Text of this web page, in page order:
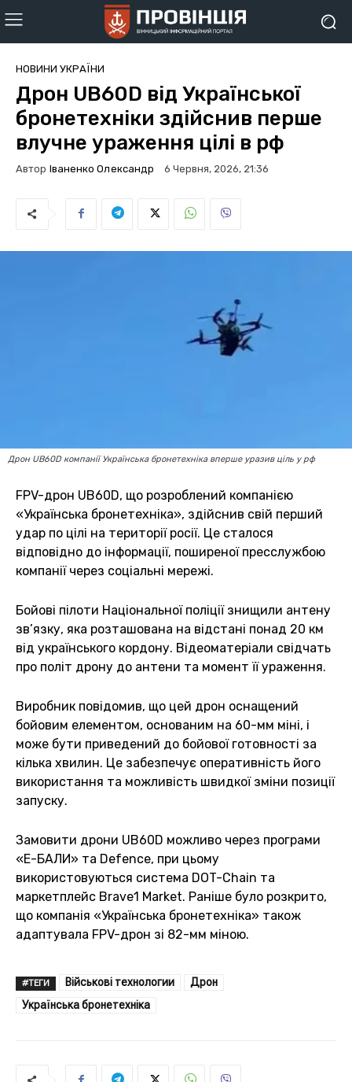
НОВИНИ УКРАЇНИ
Дрон UB60D від Української
бронетехніки здійснив перше
влучне ураження цілі в рф
Автор Іваненко Олександр 6 Червня, 2026, 21:36
Дрон UB60D компанії Українська бронетехніка вперше уразив ціль у рф
FPV-дрон UB60D, що розроблений компанією
«Українська бронетехніка», здійснив свій перший
удар по цілі на території росії. Це сталося
відповідно до інформації, поширеної пресслужбою
компанії через соціальні мережі.
Бойові пілоти Національної поліції знищили антену
зв’язку, яка розташована на відстані понад 20 км
від українського кордону. Відеоматеріали свідчать
про політ дрону до антени та момент її ураження.
Виробник повідомив, що цей дрон оснащений
бойовим елементом, основаним на 60-мм міні, і
може бути приведений до бойової готовності за
кілька хвилин. Це забезпечує оперативність його
використання та можливість швидкої зміни позиції
запуску.
Замовити дрони UB60D можливо через програми
«Е-БАЛИ» та Defence, при цьому
використовуються система DOT-Chain та
маркетплейс Brave1 Market. Раніше було розкрито,
що компанія «Українська бронетехніка» також
адаптувала FPV-дрон зі 82-мм міною.
#ТЕГИ Військові технологии
Дрон
Українська бронетехніка